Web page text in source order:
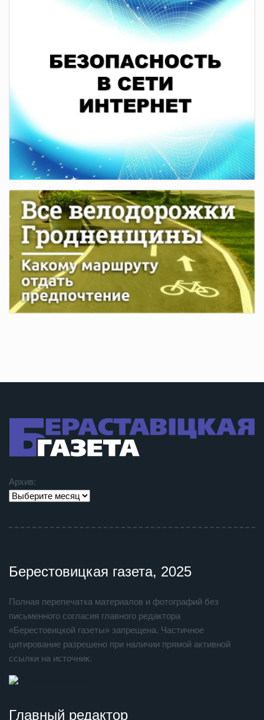
Архив:
Берестовицкая газета, 2025
Полная перепечатка материалов и фотографий без
письменного согласия главного редактора
«Берестовицкой газеты» запрещена. Частичное
цитирование разрешено при наличии прямой активной
ссылки на источник.
Главный редактор